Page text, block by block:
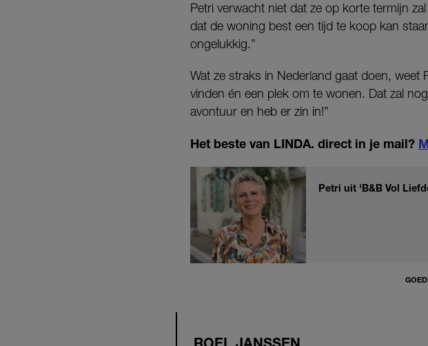
Petri verwacht niet dat ze op korte termijn
dat de woning best een tijd te koop kan
ongelukkig.”
Wat ze straks in Nederland gaat doen, weet
vinden én een plek om te wonen. Dat zal
avontuur en heb er zin in!”
Het beste van LINDA. direct in je mail?
Petri uit 'B&B Vol